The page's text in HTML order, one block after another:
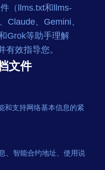
（llms.txt和llms-
Claude、Gemini、
Grok等助手理解
有效指导您。
文件
和支持网络基本信息的紧
、智能合约地址、使用说